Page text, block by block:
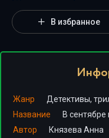
В избранное
Жанр
Детективы,
Название
В
Автор
Князева Анна